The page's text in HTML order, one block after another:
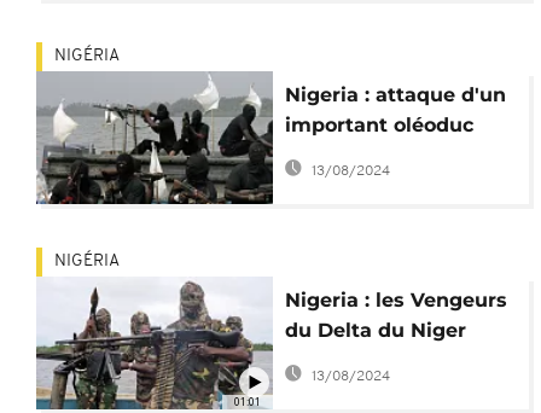
NIGÉRIA
Nigeria : attaque d'un
important oléoduc
dans le Delta
13/08/2024
01:01
NIGÉRIA
Nigeria : les Vengeurs
du Delta du Niger
veulent négocier
13/08/2024